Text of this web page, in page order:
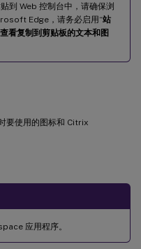
到 Web 控制台中，请确保浏
Edge，请务必启用“站
看复制到剪贴板的文本和图
要使用的图标和 Citrix
应用程序。